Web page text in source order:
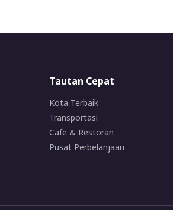
Tautan Cepat
Kota Terbaik
Transportasi
Cafe & Restoran
Pusat Perbelanjaan